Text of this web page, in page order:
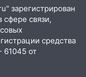
в
летнюю
в
зарегистрирован
связи,
средства
от